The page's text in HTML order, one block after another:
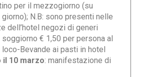
per il mezzogiorno (su
N.B: sono presenti nelle
dell’hotel negozi di generi
€ 1,50 per persona al
Bevande ai pasti in hotel
il 10 marzo: manifestazione di